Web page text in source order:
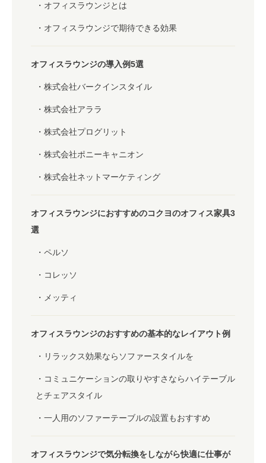
オフィスラウンジとは
オフィスラウンジで期待できる効果
オフィスラウンジの導入例5選
株式会社バークインスタイル
株式会社アララ
株式会社プログリット
株式会社ポニーキャニオン
株式会社ネットマーケティング
オフィスラウンジにおすすめのコクヨのオフィス家具3
選
ペルソ
コレッソ
メッティ
オフィスラウンジのおすすめの基本的なレイアウト例
リラックス効果ならソファースタイルを
コミュニケーションの取りやすさならハイテーブル
とチェアスタイル
一人用のソファーテーブルの設置もおすすめ
オフィスラウンジで気分転換をしながら快適に仕事が